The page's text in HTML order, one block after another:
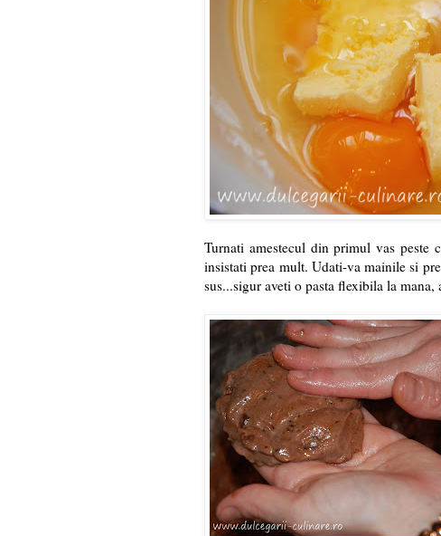
Turnati amestecul din primul vas
insistati prea mult. Udati-va mainile si
sus...sigur aveti o pasta flexibila la mana,